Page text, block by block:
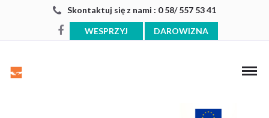
Skontaktuj się z nami : 0 58/ 557 53 41
WESPRZYJ DAROWIZNA